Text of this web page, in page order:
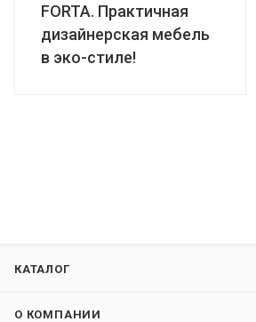
FORTA. Практичная
дизайнерская мебель
в эко-стиле!
КАТАЛОГ
О КОМПАНИИ